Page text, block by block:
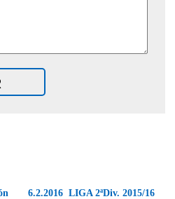
6.2.2016  LIGA 2ªDiv. 2015/16 